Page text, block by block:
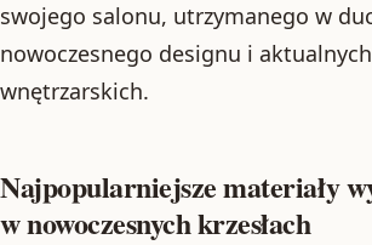
swojego salonu, utrzymanego w
nowoczesnego designu i
wnętrzarskich.
Najpopularniejsze materiały
w nowoczesnych krzesłach